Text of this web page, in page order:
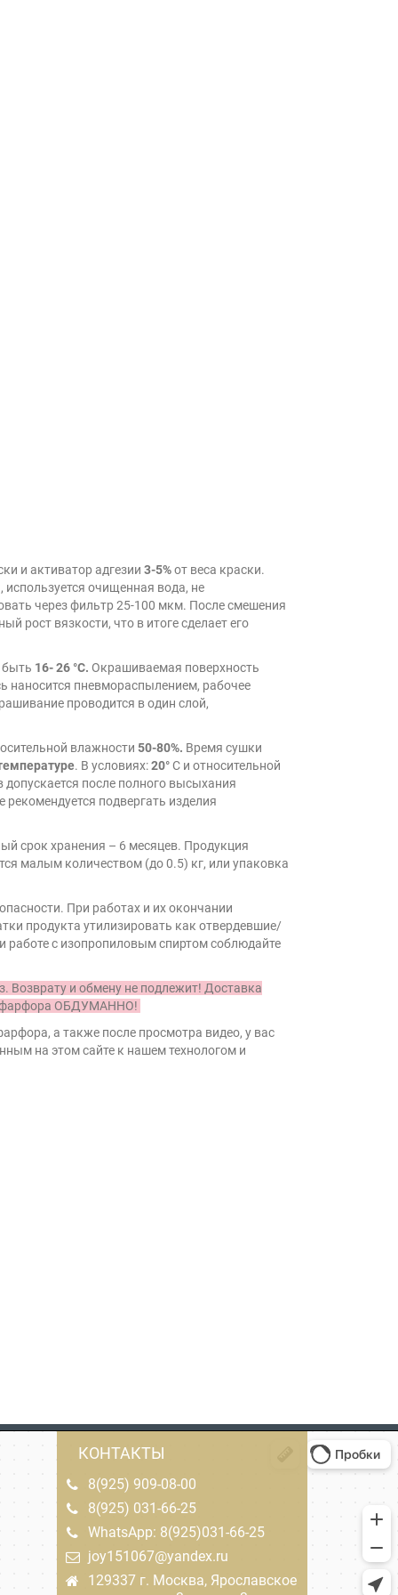
и активатор адгезии 3-5%от веса краски.
используется очищенная вода, не
через фильтр 25-100 мкм. После смешения
рост вязкости, что в итоге сделает его
быть 16- 26 °С. Окрашиваемая поверхность
наносится пневмораспылением, рабочее
проводится в один слой,
влажности 50-80%. Время сушки
. В условиях:20°С и относительной
после полного высыхания
рекомендуется подвергать изделия
срок хранения – 6 месяцев. Продукция
малым количеством (до 0.5) кг, или упаковка
При работах и их окончании
продукта утилизировать как отвердевшие/
с изопропиловым спиртом соблюдайте
Возврату и обмену не подлежит! Доставка
и фарфора ОБДУМАННО!
а также после просмотра видео, у вас
на этом сайте к нашем технологом и
КОНТАКТЫ
8(925) 909-08-00
8(925) 031-66-25
WhatsApp: 8(925)031-66-25
joy151067@yandex.ru
129337 г. Москва, Ярославское